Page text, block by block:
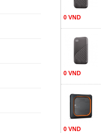
0 VND
0 VND
0 VND